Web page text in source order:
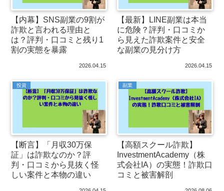
【内幕】SNS副業の9割が
詐欺と言われる理由と
は？評判・口コミと残り1
割の実態を暴露
2026.04.15
【最新】LINE副業は本当
に危険？評判・口コミか
ら見えた詐欺案件と安全
な副業の見分け方
2026.04.15
投資
【断言】「月収30万保
証」は詐欺なのか？評
判・口コミから見抜く怪
しい案件と本物の違い
副業
【高額スクール詐欺】
InvestmentAcademy（株
式会社IA）の実態！詐欺口
コミと被害解剖